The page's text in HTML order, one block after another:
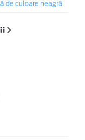
de culoare neagră